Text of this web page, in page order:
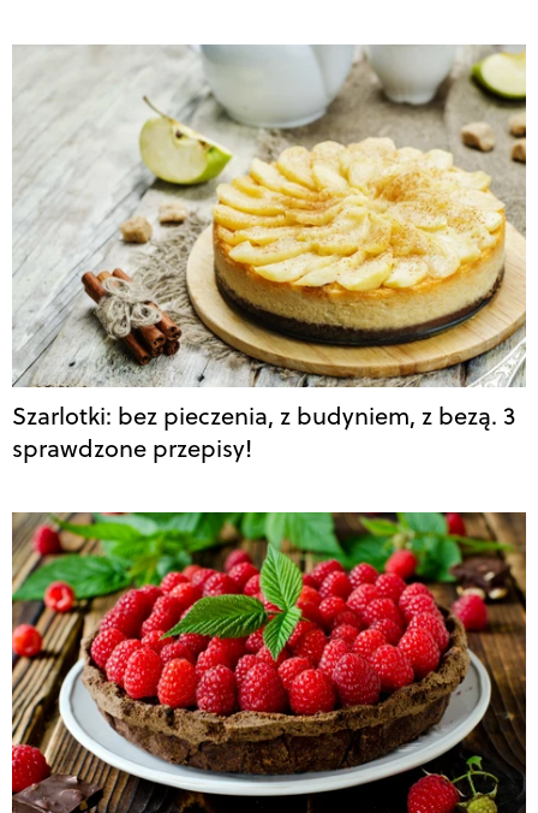
Szarlotki: bez pieczenia, z budyniem, z bezą. 3
sprawdzone przepisy!